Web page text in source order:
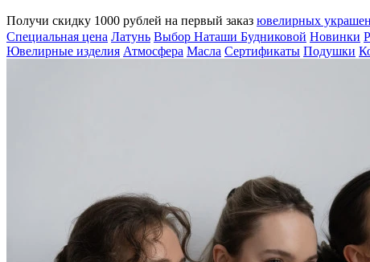
Получи скидку 1000 рублей на первый заказ ювелирных
Специальная цена Латунь Выбор Наташи Будниковой Новинки
Ювелирные изделия Атмосфера Масла Сертификаты Подушки